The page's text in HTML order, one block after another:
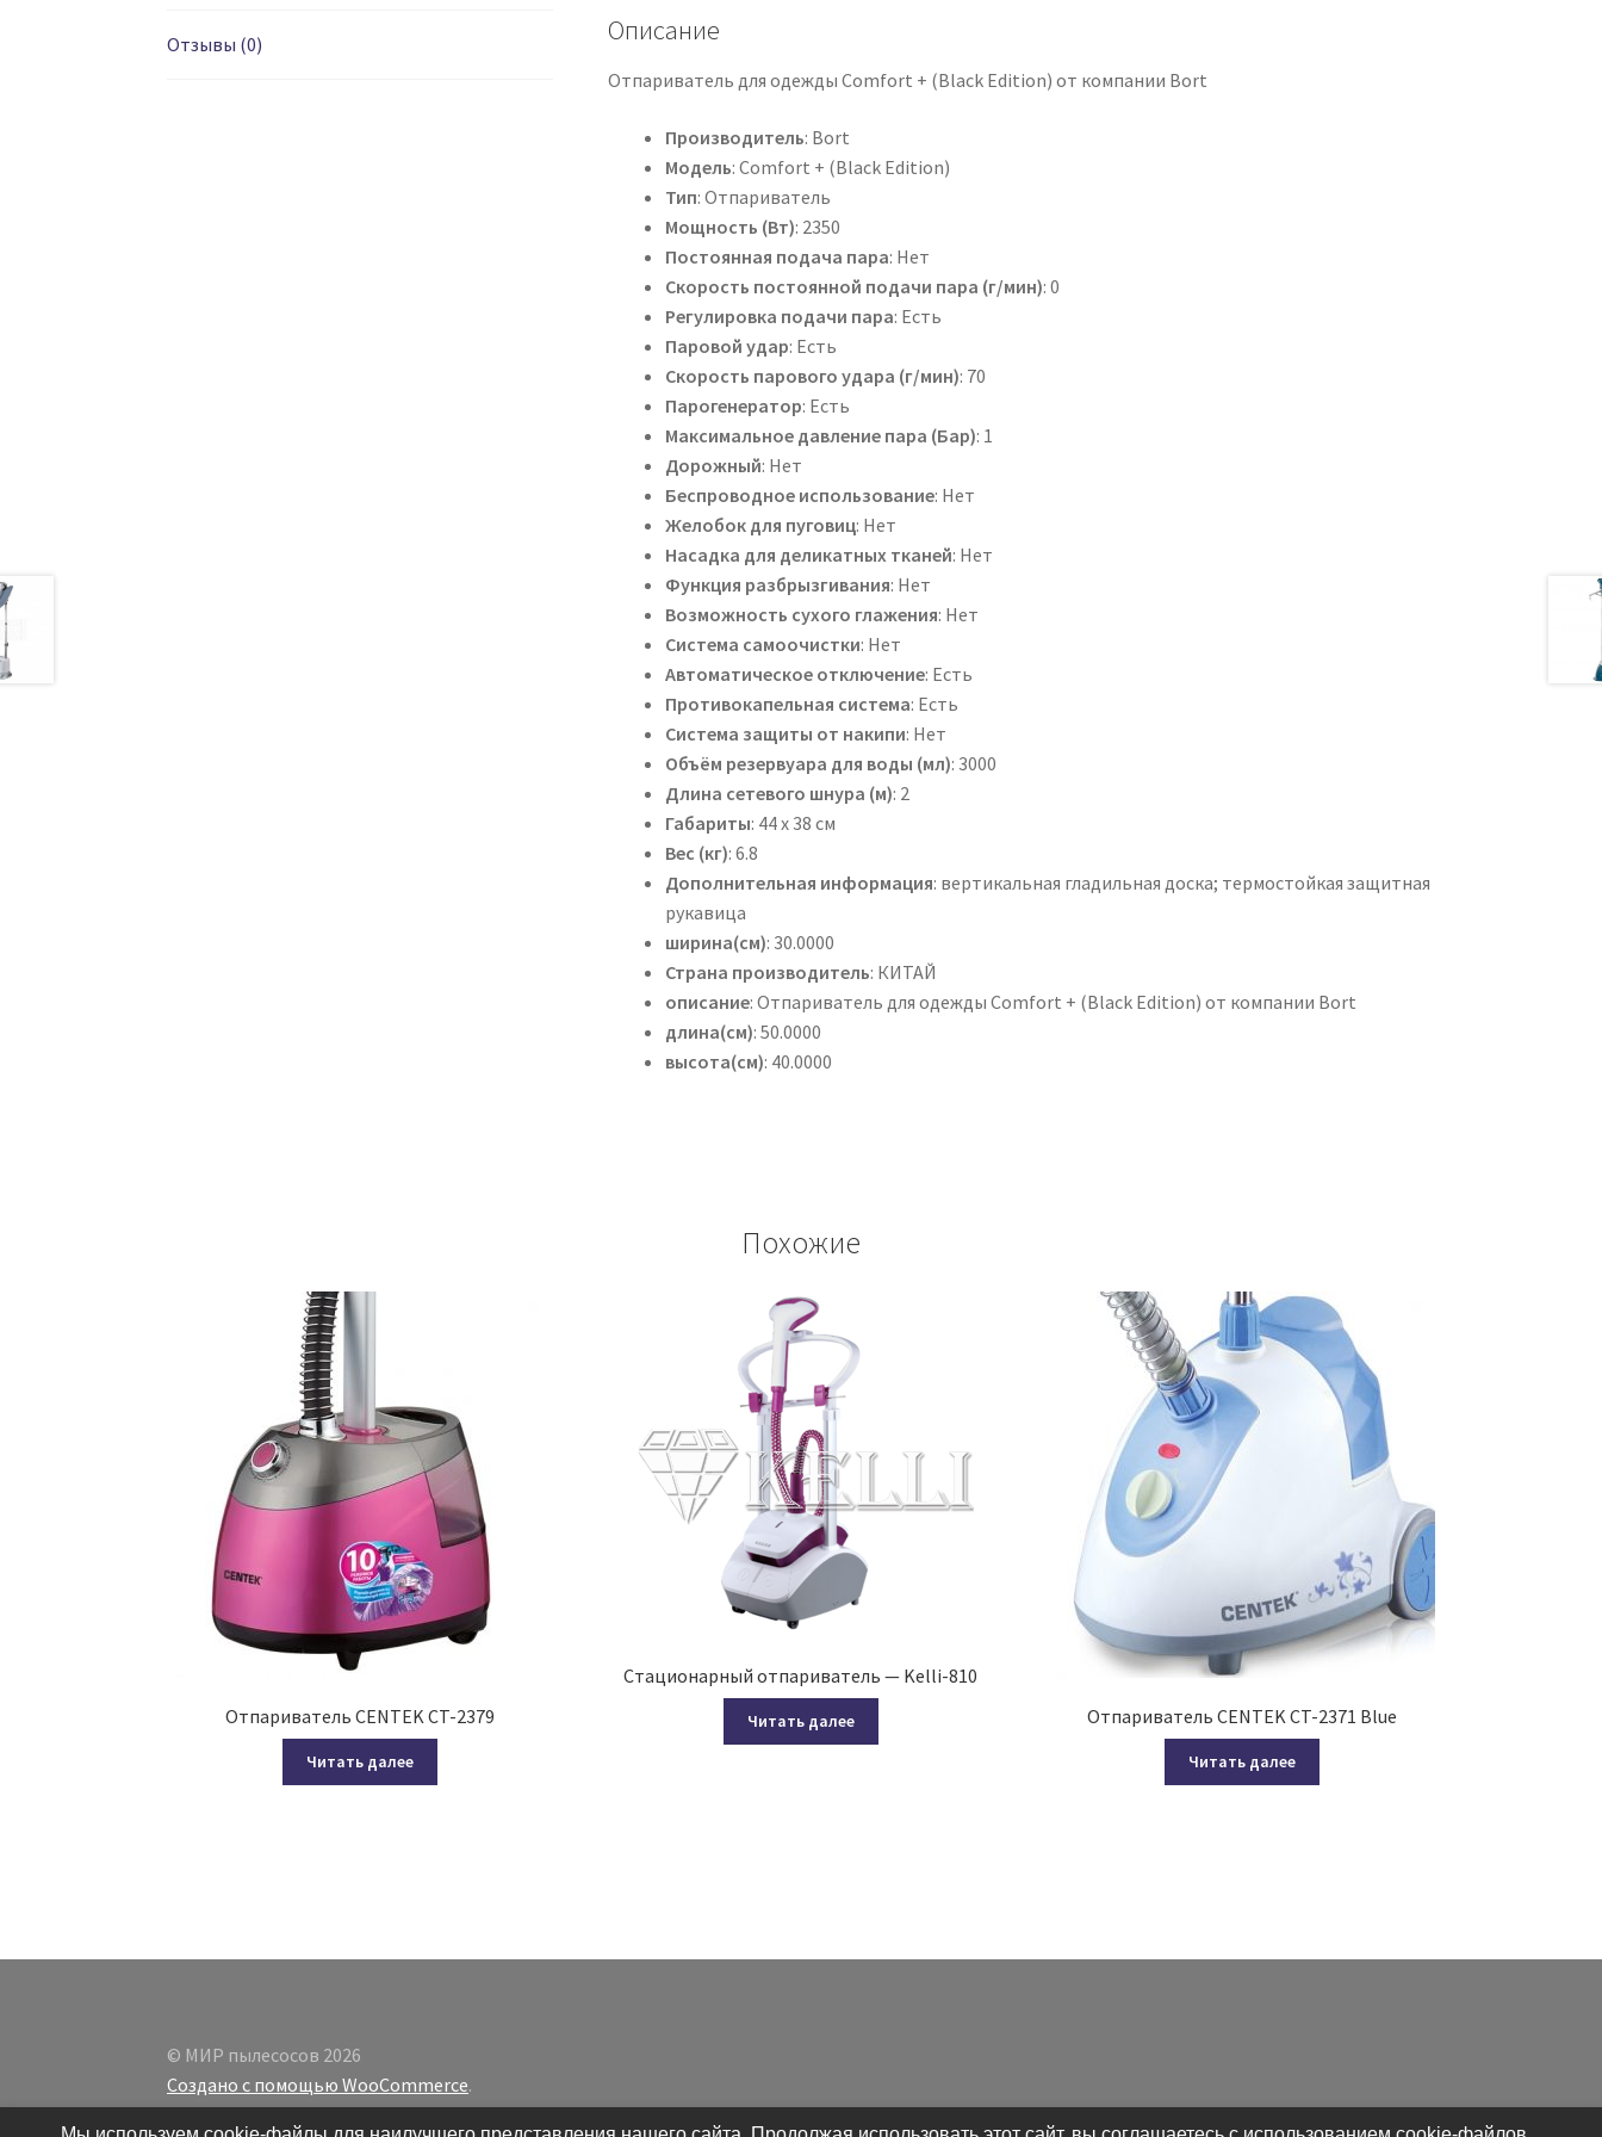
Отзывы (0) Описание
Отпариватель для одежды Comfort + (Black Edition) от компании Bort
Производитель: Bort
Модель: Comfort + (Black Edition)
Тип: Отпариватель
Мощность (Вт): 2350
Постоянная подача пара: Нет
Скорость постоянной подачи пара (г/мин): 0
Регулировка подачи пара: Есть
Паровой удар: Есть
Скорость парового удара (г/мин): 70
Парогенератор: Есть
Максимальное давление пара (Бар): 1
Дорожный: Нет
Беспроводное использование: Нет
Желобок для пуговиц: Нет
Насадка для деликатных тканей: Нет
Функция разбрызгивания: Нет
Возможность сухого глажения: Нет
Система самоочистки: Нет
Автоматическое отключение: Есть
Противокапельная система: Есть
Система защиты от накипи: Нет
Объём резервуара для воды (мл): 3000
Длина сетевого шнура (м): 2
Габариты: 44 х 38 см
Вес (кг): 6.8
Дополнительная информация: вертикальная гладильная доска; термостойкая защитная
рукавица
ширина(см): 30.0000
Страна производитель: КИТАЙ
описание: Отпариватель для одежды Comfort + (Black Edition) от компании Bort
длина(см): 50.0000
высота(см): 40.0000
Похожие
Отпариватель CENTEK CT-2379
Читать далее
Стационарный отпариватель — Kelli-810
Читать далее Отпариватель CENTEK CT-2371 Blue
Читать далее
© МИР пылесосов 2026
Создано с помощью WooCommerce.